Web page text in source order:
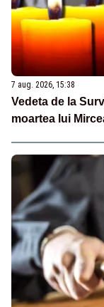
7 aug. 2026, 15:38
Vedeta de la
moartea lui